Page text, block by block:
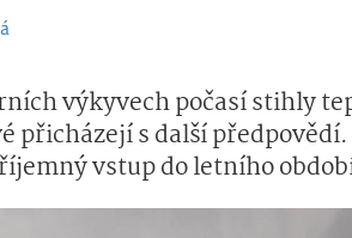
výkyvech počasí stihly
přicházejí s další
vstup do letního